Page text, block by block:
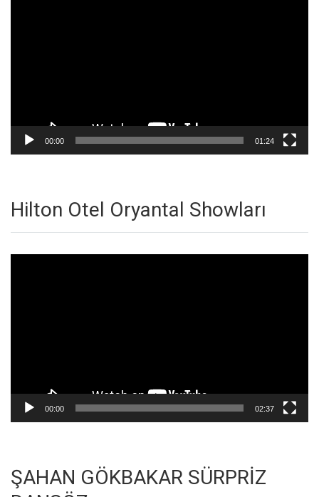
00:00 01:24
Hilton Otel Oryantal Showları
00:00 02:37
ŞAHAN GÖKBAKAR SÜRPRİZ